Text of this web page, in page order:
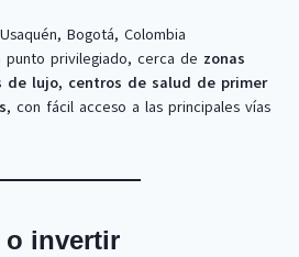
Bogotá, Colombia
punto privilegiado, cerca de zonas
de lujo, centros de salud de primer
, con fácil acceso a las principales vías
o invertir